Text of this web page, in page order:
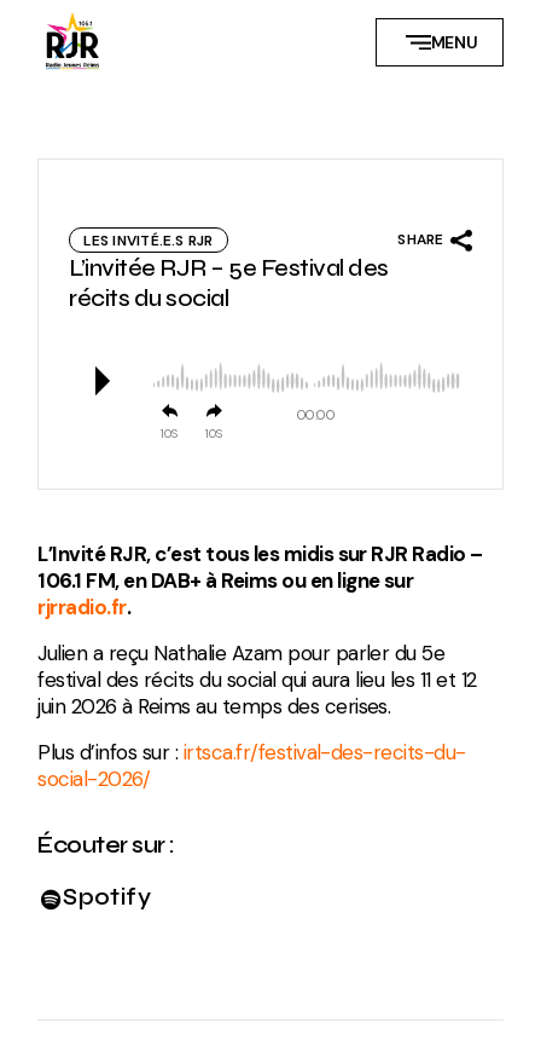
content
MENU
LES INVITÉ.E.S RJR
L’invitée RJR – 5e Festival des
récits du social
SHARE
10 10
00:00
L’Invité RJR, c’est tous les midis sur RJR Radio –
106.1 FM, en DAB+ à Reims ou en ligne sur
rjrradio.fr.
Julien a reçu Nathalie Azam pour parler du 5e
festival des récits du social qui aura lieu les 11 et 12
juin 2026 à Reims au temps des cerises.
Plus d’infos sur : irtsca.fr/festival-des-recits-du-
social-2026/
Écouter sur :
Spotify